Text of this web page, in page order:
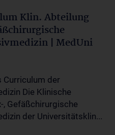
Klin. Abteilung
| MedUni
Curriculum der
Die Klinische
, Gefäßchirurgische
der Universitätsklin...